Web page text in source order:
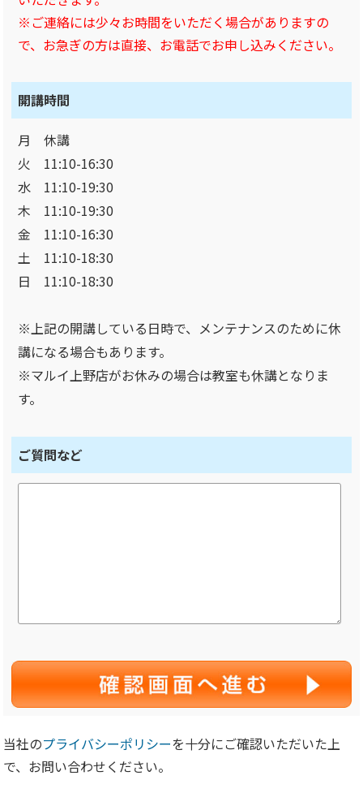
※ご連絡には少々お時間をいただく場合がありますの
で、お急ぎの方は直接、お電話でお申し込みください。
開講時間
月 休講
火 11:10-16:30
水 11:10-19:30
木 11:10-19:30
金 11:10-16:30
土 11:10-18:30
日 11:10-18:30
※上記の開講している日時で、メンテナンスのために休
講になる場合もあります。
※マルイ上野店がお休みの場合は教室も休講となりま
す。
ご質問など
当社のプライバシーポリシーを十分にご確認いただいた上
で、お問い合わせください。